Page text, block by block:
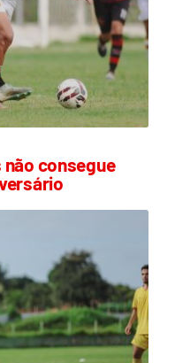
consegue